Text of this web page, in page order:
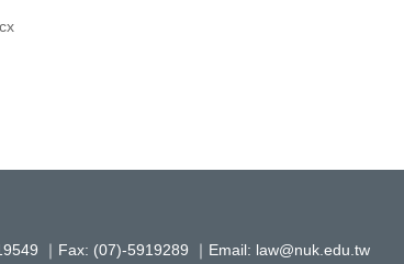
｜Fax: (07)-5919289 ｜Email: law@nuk.edu.tw